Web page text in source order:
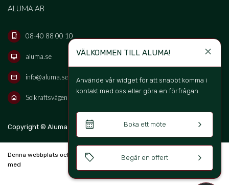
VÄLKOMMEN TILL ALUMA! close
Använde vår widget för att snabbt komma i
kontakt med oss eller göra en förfrågan.
calendar_month Boka ett möte keyboard_arrow_right
sell Begär en offert keyboard_arrow_right
ALUMA AB
phone_iphone 08-40 88 00 10
desktop_mac aluma.se
mail info@aluma.se
home Solkraftsvägen 16B, 135 70 Stockholm, Sweden
Copyright © Aluma Sverige AB 2026 SV
Denna webbplats och bokningssystem är skapad
med